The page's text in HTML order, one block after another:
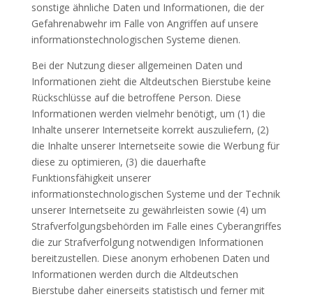
sonstige ähnliche Daten und Informationen, die der
Gefahrenabwehr im Falle von Angriffen auf unsere
informationstechnologischen Systeme dienen.
Bei der Nutzung dieser allgemeinen Daten und
Informationen zieht die Altdeutschen Bierstube keine
Rückschlüsse auf die betroffene Person. Diese
Informationen werden vielmehr benötigt, um (1) die
Inhalte unserer Internetseite korrekt auszuliefern, (2)
die Inhalte unserer Internetseite sowie die Werbung für
diese zu optimieren, (3) die dauerhafte
Funktionsfähigkeit unserer
informationstechnologischen Systeme und der Technik
unserer Internetseite zu gewährleisten sowie (4) um
Strafverfolgungsbehörden im Falle eines Cyberangriffes
die zur Strafverfolgung notwendigen Informationen
bereitzustellen. Diese anonym erhobenen Daten und
Informationen werden durch die Altdeutschen
Bierstube daher einerseits statistisch und ferner mit